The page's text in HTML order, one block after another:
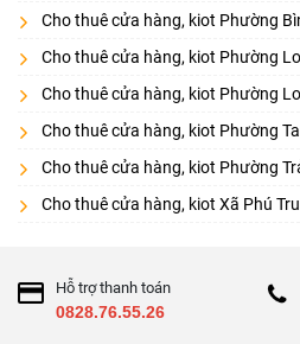
Cho thuê cửa hàng, kiot Phường
Cho thuê cửa hàng, kiot Phường
Cho thuê cửa hàng, kiot Phường
Cho thuê cửa hàng, kiot Phường
Cho thuê cửa hàng, kiot Phường
Cho thuê cửa hàng, kiot Xã Phú
Hỗ trợ thanh toán
0828.76.55.26